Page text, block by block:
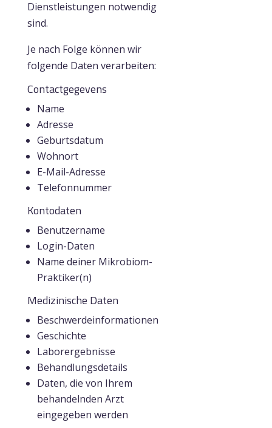
Dienstleistungen notwendig
sind.
Je nach Folge können wir
folgende Daten verarbeiten:
Contactgegevens
Name
Adresse
Geburtsdatum
Wohnort
E-Mail-Adresse
Telefonnummer
Kontodaten
Benutzername
Login-Daten
Name deiner Mikrobiom-
Praktiker(n)
Medizinische Daten
Beschwerdeinformationen
Geschichte
Laborergebnisse
Behandlungsdetails
Daten, die von Ihrem
behandelnden Arzt
eingegeben werden